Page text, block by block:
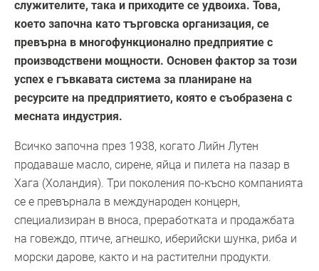
служителите, така и приходите се удвоиха. Това,
което започна като търговска организация, се
превърна в многофункционално предприятие с
производствени мощности. Основен фактор за този
успех е гъвкавата система за планиране на
ресурсите на предприятието, която е съобразена с
месната индустрия.
Всичко започна през 1938, когато Лийн Лутен
продаваше масло, сирене, яйца и пилета на пазар в
Хага (Холандия). Три поколения по-късно компанията
се е превърнала в международен концерн,
специализиран в вноса, преработката и продажбата
на говеждо, птиче, агнешко, иберийски шунка, риба и
морски дарове, както и на растителни продукти.